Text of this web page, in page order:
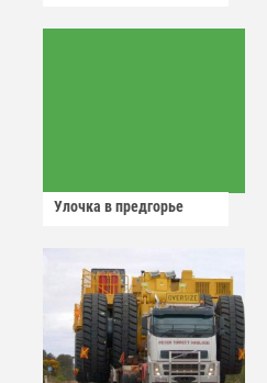
Улочка в предгорье